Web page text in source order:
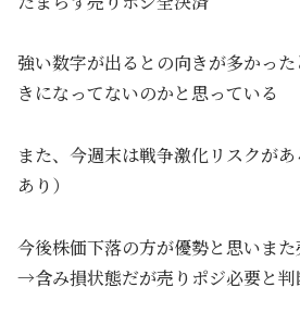
強い数字が出るとの向きが多かっ
きになってないのかと思っている
また、今週末は戦争激化リスクが
あり）
今後株価下落の方が優勢と思いま
→含み損状態だが売りポジ必要と判